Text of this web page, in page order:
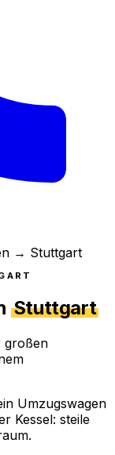
→ Stuttgart
Stuttgart
großen
Umzugswagen
Kessel: steile